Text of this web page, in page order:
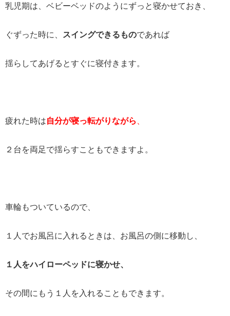
乳児期は、ベビーベッドのようにずっと寝かせておき、
ぐずった時に、 スイングできるものであれば
揺らしてあげるとすぐに寝付きます。
疲れた時は自分が寝っ転がりながら
２台を両足で揺らすこともできますよ。
車輪もついているので、
１人でお風呂に入れるときは、お風呂の側に移動し、
１人をハイローペッドに寝かせ、
その間にもう１人を入れることもできます。